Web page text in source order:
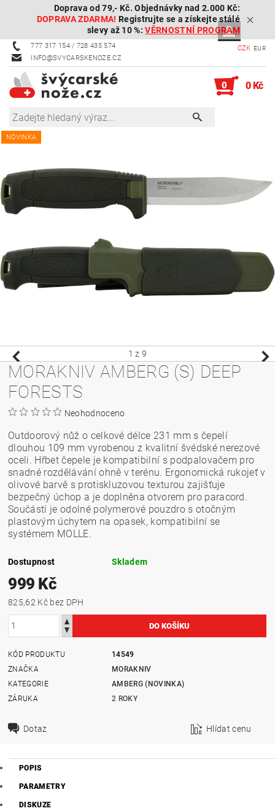
Doprava od 79,- Kč. Objednávky nad 2.000 Kč:
DOPRAVA ZDARMA! Registrujte se a získejte stálé
slevy až 10 %:VĚRNOSTNÍ PROGRAM
777 317 154 / 728 435 574
INFO@SVYCARSKENOZE.CZ
CZK EUR
0 0 Kč
NOVINKA
1 z 9
MORAKNIV AMBERG (S) DEEP
FORESTS
Neohodnoceno
Outdoorový nůž o celkové délce 231 mm s čepelí
dlouhou 109 mm vyrobenou z kvalitní švédské nerezové
oceli. Hřbet čepele je kompatibilní s podpalovačem pro
snadné rozdělávání ohně v terénu. Ergonomická rukojeť v
olivové barvě s protiskluzovou texturou zajišťuje
bezpečný úchop a je doplněna otvorem pro paracord.
Součástí je odolné polymerové pouzdro s otočným
plastovým úchytem na opasek, kompatibilní se
systémem MOLLE.
Dostupnost Skladem
999 Kč
825,62 Kč bez DPH
KÓD PRODUKTU
14549
ZNAČKA
MORAKNIV
KATEGORIE
AMBERG (NOVINKA)
ZÁRUKA
2 ROKY
Dotaz Hlídat cenu
POPIS
PARAMETRY
DISKUZE